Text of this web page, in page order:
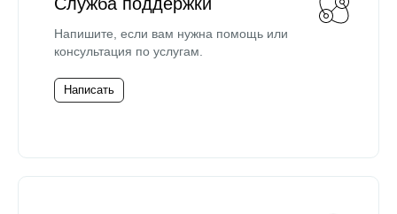
Напишите, если вам нужна помощь или
консультация по услугам.
Написать